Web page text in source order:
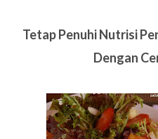
Tetap Penuhi Nutrisi
Dengan